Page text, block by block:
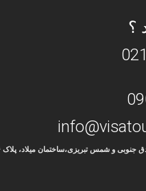
؟